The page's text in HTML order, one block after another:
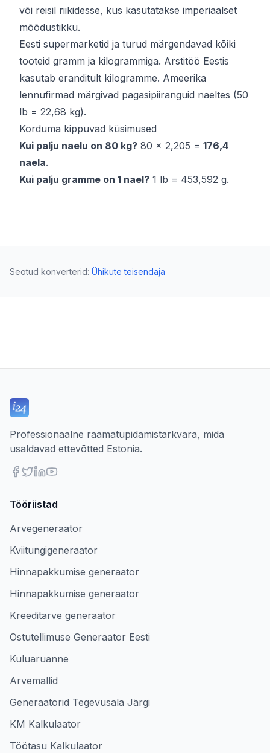
või reisil riikidesse, kus kasutatakse imperiaalset
mõõdustikku.
Eesti supermarketid ja turud märgendavad kõiki
tooteid gramm ja kilogrammiga. Arstitöö Eestis
kasutab eranditult kilogramme. Ameerika
lennufirmad märgivad pagasipiiranguid naeltes (50
lb = 22,68 kg).
Korduma kippuvad küsimused
Kui palju naelu on 80 kg? 80 × 2,205 = 176,4
naela.
Kui palju gramme on 1 nael? 1 lb = 453,592 g.
Seotud konverterid: Ühikute teisendaja
Professionaalne raamatupidamistarkvara, mida
usaldavad ettevõtted Estonia.
Tööriistad
Arvegeneraator
Kviitungigeneraator
Hinnapakkumise generaator
Hinnapakkumise generaator
Kreeditarve generaator
Ostutellimuse Generaator Eesti
Kuluaruanne
Arvemallid
Generaatorid Tegevusala Järgi
KM Kalkulaator
Töötasu Kalkulaator